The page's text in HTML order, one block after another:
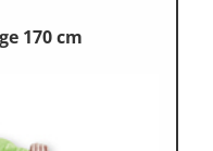
170 cm